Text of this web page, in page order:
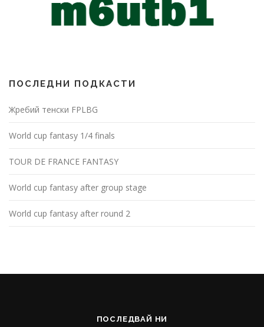
ПОСЛЕДНИ ПОДКАСТИ
Жребий тенски FPLBG
World cup fantasy 1/4 finals
TOUR DE FRANCE FANTASY
World cup fantasy after group stage
World cup fantasy after round 2
ПОСЛЕДВАЙ НИ